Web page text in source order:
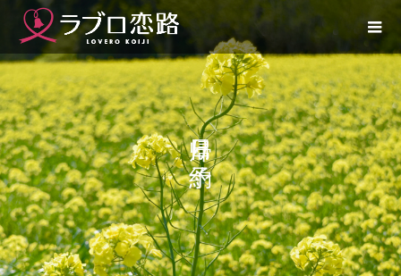
日帰り予約